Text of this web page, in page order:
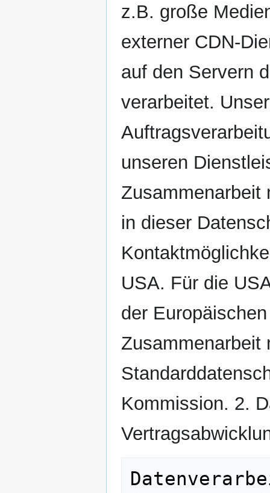
z.B. große
externer CDN-
auf den Servern
verarbeitet.
unseren
Zusammenarbeit
in dieser
USA. Für die
der
Zusammenarbeit
Kommission. 2.